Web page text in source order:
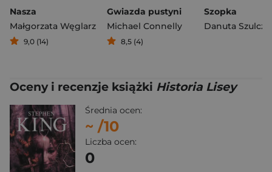
Nasza
Małgorzata Węglarz
9,0 (14)
Gwiazda pustyni
Michael Connelly
8,5 (4)
Szopka
Oceny i recenzje książki Historia Lisey
Średnia ocen:
~ /10
Liczba ocen:
0